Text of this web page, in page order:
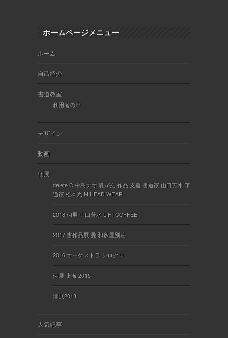
ホームページメニュー
ホーム
自己紹介
書道教室
利用者の声
デザイン
動画
個展
delete C 中島ナオ 乳がん 作品 支援 書道家 山口芳水 華
道家 松本光 N HEAD WEAR
2018 個展 山口芳水 LIFTCOFFEE
2017 書作品展 愛 和多屋別荘
2016 オーケストラ シロクロ
個展 上海 2015
個展2013
人気記事